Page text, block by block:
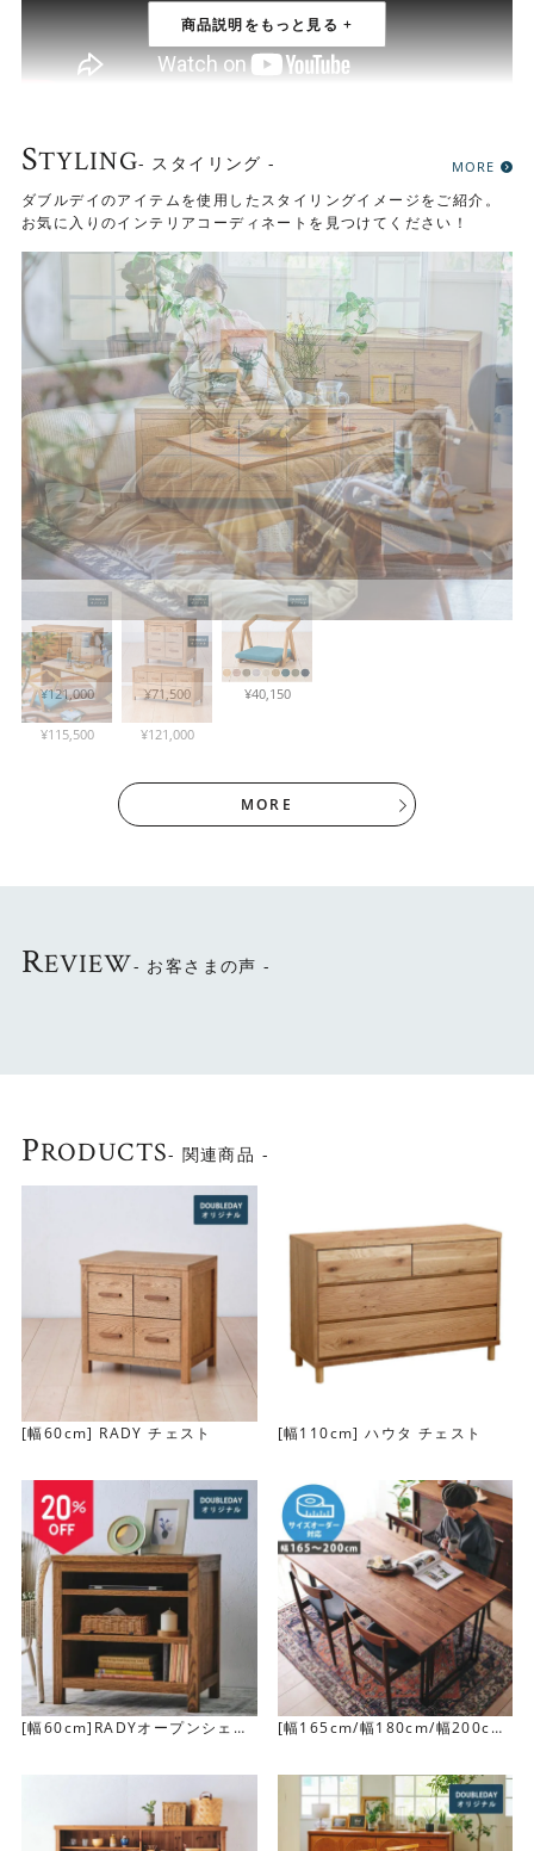
〔幅120cm〕です。オーク材の美しい木目を楽しめるコン
ミニマルデザイン×オーク材
シンプルなデザインと木のぬくもり感が魅力です。高さを
抑えることで圧迫感をなくし、空間を広く使うことができ
素材には、木目の美しさが楽しめるオーク材を使用してい
ます。節の雰囲気や木目など、ひとつとして同じものはな
く、唯一無二の美しさの木目が直線的なミニマルデザイン
のチェストを味わい深いものにしてくれます。
オーク色でもなく、ウォールナット色でもない、絶妙な色
に仕上げています。ナチュラルになりすぎず、程よく落ち
着いた明るい色合いは、幅広いインテリアとコーディネー
トを楽しめます。
STYLING- スタイリング - MORE
ダブルデイのアイテムを使用したスタイリングイメージをご紹介。
お気に入りのインテリアコーディネートを見つけてください！
¥115,500 ¥121,000
¥31,900 ¥121,000
¥121,000 ¥71,500 ¥40,150
MORE
REVIEW- お客さまの声 -
PRODUCTS- 関連商品 -
[幅60cm] RADY チェスト [幅110cm] ハウタ チェスト
[幅60cm]RADYオープンシェル
[幅165cm/幅180cm/幅200cm]